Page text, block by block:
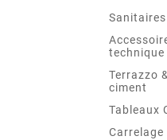
Sanitaires
technique
Terrazzo
ciment
Tableaux
Carrelage